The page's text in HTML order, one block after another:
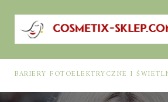
BARIERY FOTOELEKTRYCZNE I ŚWIETLNE KURTYNY: JAK DOBRAĆ ROZWIĄZANIE DO BEZPIECZEŃSTWA FUNKCJONALNEGO (MUTING, BLANKING, TYP 2 I TYP 4)